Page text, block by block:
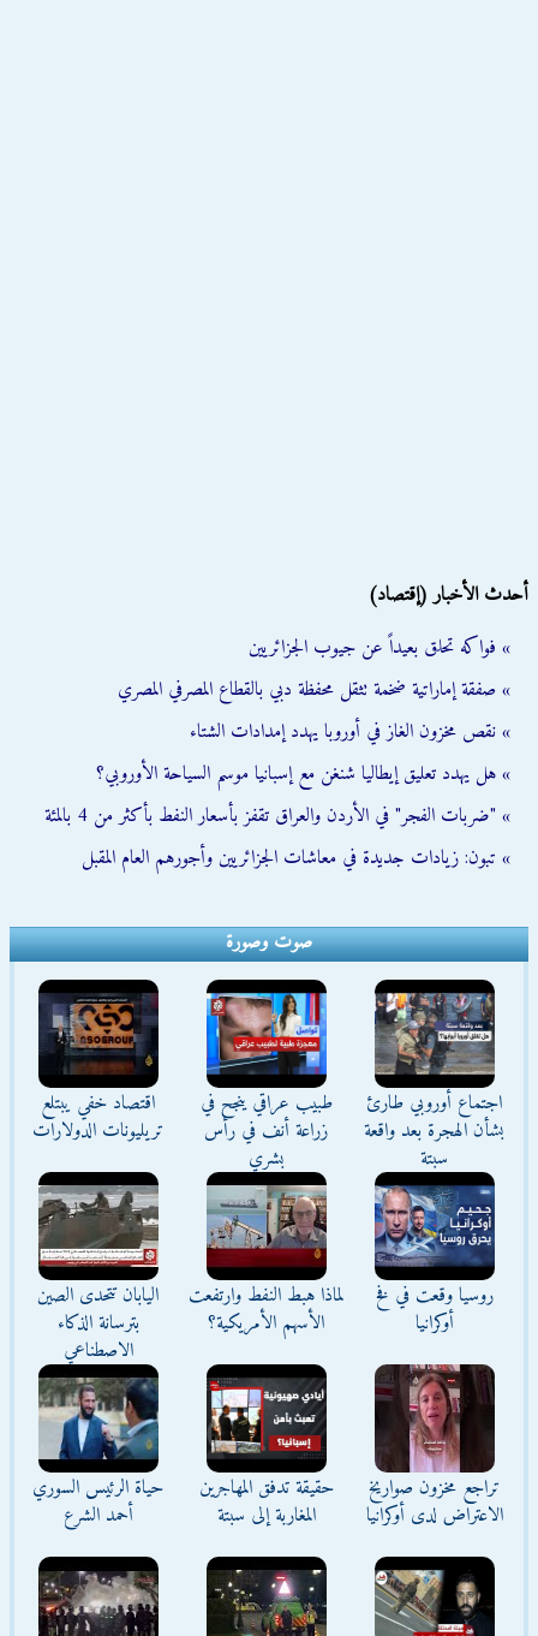
أحدث الأخبار (إقتصاد)
» فواكه تحلق بعيداً عن جيوب الجزائريين
» صفقة إماراتية ضخمة تثقل محفظة دبي بالقطاع المصرفي المصري
» نقص مخزون الغاز في أوروبا يهدد إمدادات الشتاء
» هل يهدد تعليق إيطاليا شنغن مع إسبانيا موسم السياحة الأوروبي؟
» "ضربات الفجر" في الأردن والعراق تقفز بأسعار النفط بأكثر من 4 بالمئة
» تبون: زيادات جديدة في معاشات الجزائريين وأجورهم العام المقبل
صوت وصورة
اجتماع أوروبي طارئ
بشأن الهجرة بعد واقعة
سبتة
طبيب عراقي ينجح في
زراعة أنف في رأس
بشري
اقتصاد خفي يبتلع
تريليونات الدولارات
روسيا وقعت في فخ
أوكرانيا
لماذا هبط النفط وارتفعت
الأسهم الأمريكية؟
اليابان تتحدى الصين
بترسانة الذكاء
الاصطناعي
تراجع مخزون صواريخ
الاعتراض لدى أوكرانيا
حقيقة تدفق المهاجرين
المغاربة إلى سبتة
حياة الرئيس السوري
أحمد الشرع